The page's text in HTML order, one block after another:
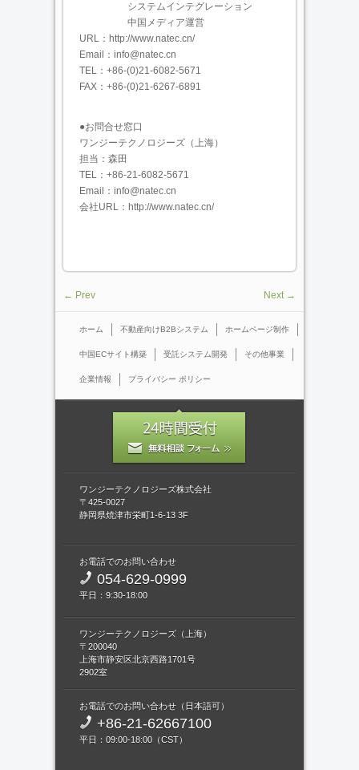
システムインテグレーション
中国メディア運営
URL：http://www.natec.cn/
Email：info@natec.cn
TEL：+86-(0)21-6082-5671
FAX：+86-(0)21-6267-6891
●お問合せ窓口
ワンジーテクノロジーズ（上海）
担当：森田
TEL：+86-21-6082-5671
Email：info@natec.cn
会社URL：http://www.natec.cn/
← Prev Next →
ホーム 不動産向けB2Bシステム ホームページ制作
中国ECサイト構築 受託システム開発 その他事業
企業情報 プライバシー ポリシー
ワンジーテクノロジーズ株式会社
〒425-0027
静岡県焼津市栄町1-6-13 3F
お電話でのお問い合わせ
054-629-0999
平日：9:30-18:00
ワンジーテクノロジーズ（上海）
〒200040
上海市静安区北京西路1701号
2902室
お電話でのお問い合わせ（日本語可）
+86-21-62667100
平日：09:00-18:00（CST）